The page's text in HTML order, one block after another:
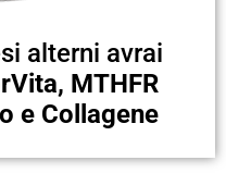
alterni avrai
MTHFR
e Collagene